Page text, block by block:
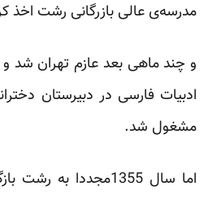
مدرسه‌ی عالی بازرگانی رشت اخذ
و چند ماهی بعد عازم تهران شد
ادبیات فارسی در دبیرستان
مشغول شد.
اما سال 1355مجددا